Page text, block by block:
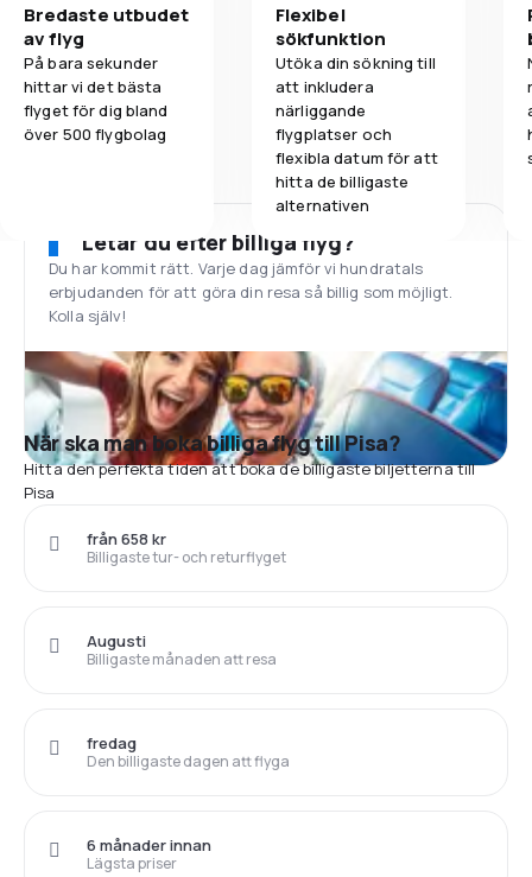
Bredaste utbudet
av flyg
På bara sekunder
hittar vi det bästa
flyget för dig bland
över 500 flygbolag
Flexibel
sökfunktion
Utöka din sökning till
att inkludera
närliggande
flygplatser och
flexibla datum för att
hitta de billigaste
alternativen
Letar du efter billiga flyg?
Du har kommit rätt. Varje dag jämför vi hundratals
erbjudanden för att göra din resa så billig som möjligt.
Kolla själv!
När ska man boka billiga flyg till Pisa?
Hitta den perfekta tiden att boka de billigaste biljetterna till
Pisa
Billigaste tur- och returflyget
från 658 kr
Billigaste månaden att resa
Augusti
Den billigaste dagen att flyga
fredag
Lägsta priser
6 månader innan